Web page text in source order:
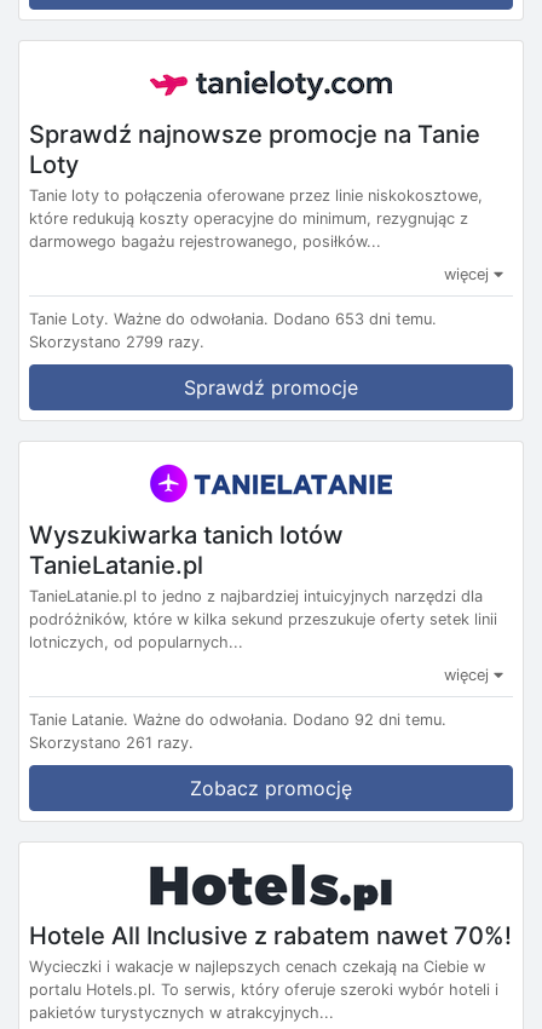
Sprawdź najnowsze promocje na Tanie
Loty
Tanie loty to połączenia oferowane przez linie niskokosztowe,
które redukują koszty operacyjne do minimum, rezygnując z
darmowego bagażu rejestrowanego, posiłków...
więcej
Tanie Loty. Ważne do odwołania. Dodano 653 dni temu.
Skorzystano 2799 razy.
Sprawdź promocje
Wyszukiwarka tanich lotów
TanieLatanie.pl
TanieLatanie.pl to jedno z najbardziej intuicyjnych narzędzi dla
podróżników, które w kilka sekund przeszukuje oferty setek linii
lotniczych, od popularnych...
więcej
Tanie Latanie. Ważne do odwołania. Dodano 92 dni temu.
Skorzystano 261 razy.
Zobacz promocję
Hotele All Inclusive z rabatem nawet 70%!
Wycieczki i wakacje w najlepszych cenach czekają na Ciebie w
portalu Hotels.pl. To serwis, który oferuje szeroki wybór hoteli i
pakietów turystycznych w atrakcyjnych...